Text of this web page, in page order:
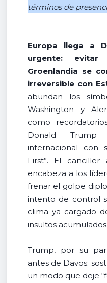
términos de
Europa llega a
urgente:
Groenlandia se
irreversible con
abundan los
Washington y
como
Donald
internacional con
First”. El canciller
encabeza a los
frenar el golpe
intento de control
clima ya cargado
insultos acumulados.
Trump, por su
antes de Davos:
un modo que deje